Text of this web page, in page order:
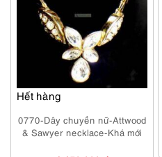
Hết hàng
0770-Dây chuyền nữ-Attwood
& Sawyer necklace-Khá mới